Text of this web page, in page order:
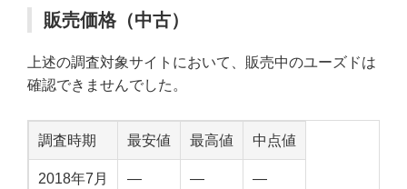
販売価格（中古）
上述の調査対象サイトにおいて、販売中のユーズドは
確認できませんでした。
調査時期 最安値 最高値 中点値
2018年7月 — — —